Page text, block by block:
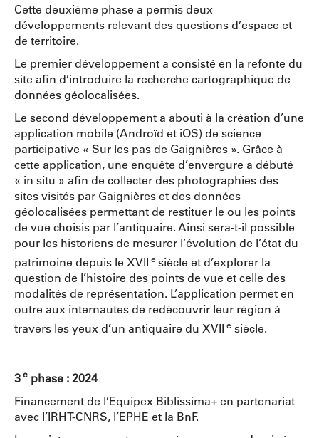
Cette deuxième phase a permis deux
développements relevant des questions d’espace et
de territoire.
Le premier développement a consisté en la refonte du
site afin d’introduire la recherche cartographique de
données géolocalisées.
Le second développement a abouti à la création d’une
application mobile (Androïd et iOS) de science
participative « Sur les pas de Gaignières ». Grâce à
cette application, une enquête d’envergure a débuté
« in situ » afin de collecter des photographies des
sites visités par Gaignières et des données
géolocalisées permettant de restituer le ou les points
de vue choisis par l’antiquaire. Ainsi sera-t-il possible
pour les historiens de mesurer l’évolution de l’état du
patrimoine depuis le XVII e siècle et d’explorer la
question de l’histoire des points de vue et celle des
modalités de représentation. L’application permet en
outre aux internautes de redécouvrir leur région à
travers les yeux d’un antiquaire du XVII e siècle.
3e phase : 2024
Financement de l’Equipex Biblissima+ en partenariat
avec l’IRHT-CNRS, l’EPHE et la BnF.